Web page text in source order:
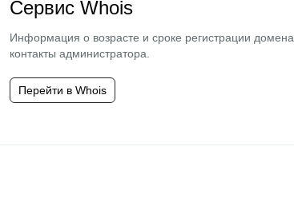
Сервис Whois
Информация о возрасте и сроке регистрации домена,
контакты администратора.
Перейти в Whois